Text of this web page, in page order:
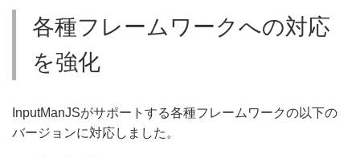
各種フレームワークへの対応
を強化
InputManJSがサポートする各種フレームワークの以下の
バージョンに対応しました。